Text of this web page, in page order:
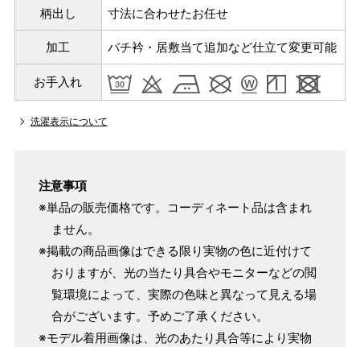
サイズ
S ～90cm
153cm
155cm
4尺1寸
M
～160cm
～95cm
159cm
柄出し 寸法に合わせたお任せ
加工 バチ衿・居敷当て追加など仕立て変更可能
お手入れ
洗濯表示について
注意事項
※単品の販売価格です。コーディネート品は含まれ
ません。
※掲載の商品画像はできる限り実物の色に近付けて
おりますが、光の当たり具合やモニターなどの閲
覧環境によって、実際の色味と異なって見える場
合がございます。予めご了承ください。
※モデル着用画像は、光のあたり具合等により実物